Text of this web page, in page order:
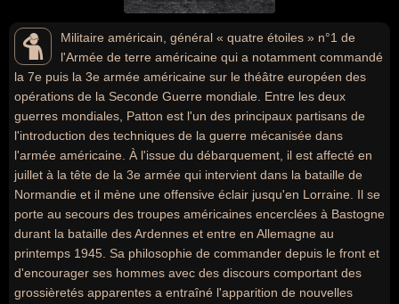
Militaire américain, général « quatre étoiles » n°1 de
l'Armée de terre américaine qui a notamment commandé
la 7e puis la 3e armée américaine sur le théâtre européen des
opérations de la Seconde Guerre mondiale. Entre les deux
guerres mondiales, Patton est l'un des principaux partisans de
l'introduction des techniques de la guerre mécanisée dans
l'armée américaine. À l'issue du débarquement, il est affecté en
juillet à la tête de la 3e armée qui intervient dans la bataille de
Normandie et il mène une offensive éclair jusqu'en Lorraine. Il se
porte au secours des troupes américaines encerclées à Bastogne
durant la bataille des Ardennes et entre en Allemagne au
printemps 1945. Sa philosophie de commander depuis le front et
d'encourager ses hommes avec des discours comportant des
grossièretés apparentes a entraîné l'apparition de nouvelles